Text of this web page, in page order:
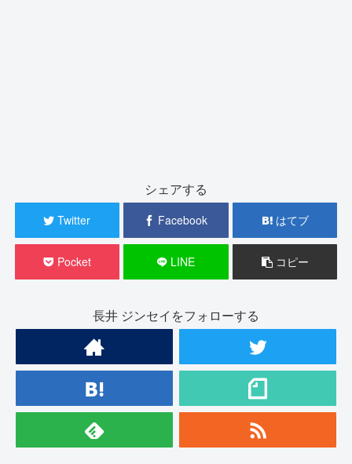
シェアする
Twitter Facebook はてブ
Pocket LINE コピー
長井 ジンセイをフォローする